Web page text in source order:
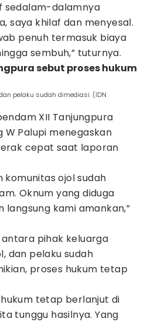
sedalam-dalamnya
saya khilaf dan menyesal.
penuh termasuk biaya
sembuh,” tuturnya.
sebut proses hukum
pelaku sudah dimediasi. (IDN
XII Tanjungpura
W Palupi menegaskan
cepat saat laporan
komunitas ojol sudah
Oknum yang diduga
langsung kami amankan,”
pihak keluarga
dan pelaku sudah
proses hukum tetap
hukum tetap berlanjut di
tunggu hasilnya. Yang